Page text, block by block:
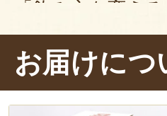
「飲み方を変え
でしたので、飲
いただきます！
お届けにつ